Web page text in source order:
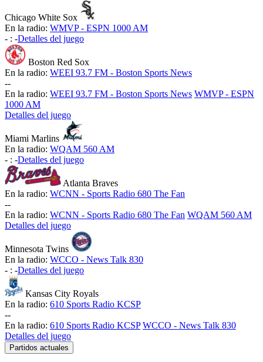
Chicago White Sox
En la radio: WMVP - ESPN 1000 AM
- : -Detalles del juego
Boston Red Sox
En la radio: WEEI 93.7 FM - Boston Sports News
--
En la radio: WEEI 93.7 FM - Boston Sports News WMVP - ESPN
1000 AM
Detalles del juego
Miami Marlins
En la radio: WQAM 560 AM
- : -Detalles del juego
Atlanta Braves
En la radio: WCNN - Sports Radio 680 The Fan
--
En la radio: WCNN - Sports Radio 680 The Fan WQAM 560 AM
Detalles del juego
Minnesota Twins
En la radio: WCCO - News Talk 830
- : -Detalles del juego
Kansas City Royals
En la radio: 610 Sports Radio KCSP
--
En la radio: 610 Sports Radio KCSP WCCO - News Talk 830
Detalles del juego
Partidos actuales